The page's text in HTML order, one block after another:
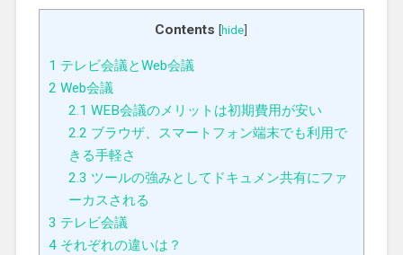
Contents [hide]
1 テレビ会議とWeb会議
2 Web会議
2.1 WEB会議のメリットは初期費用が安い
2.2 ブラウザ、スマートフォン端末でも利用で
きる手軽さ
2.3 ツールの強みとしてドキュメン共有にファ
ーカスされる
3 テレビ会議
4それぞれの違いは？